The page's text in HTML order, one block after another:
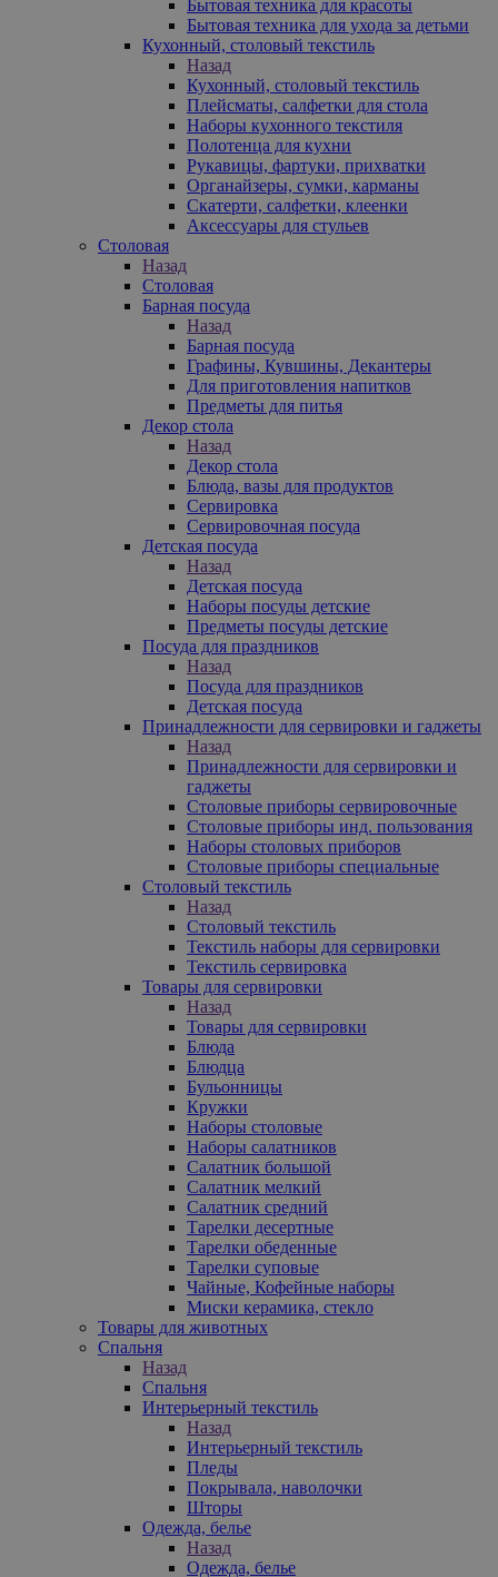
Бытовая техника для красоты
Бытовая техника для ухода за детьми
Кухонный, столовый текстиль
Назад
Кухонный, столовый текстиль
Плейсматы, салфетки для стола
Наборы кухонного текстиля
Полотенца для кухни
Рукавицы, фартуки, прихватки
Органайзеры, сумки, карманы
Скатерти, салфетки, клеенки
Аксессуары для стульев
Столовая
Назад
Столовая
Барная посуда
Назад
Барная посуда
Графины, Кувшины, Декантеры
Для приготовления напитков
Предметы для питья
Декор стола
Назад
Декор стола
Блюда, вазы для продуктов
Сервировка
Сервировочная посуда
Детская посуда
Назад
Детская посуда
Наборы посуды детские
Предметы посуды детские
Посуда для праздников
Назад
Посуда для праздников
Детская посуда
Принадлежности для сервировки и гаджеты
Назад
Принадлежности для сервировки и
гаджеты
Столовые приборы сервировочные
Столовые приборы инд. пользования
Наборы столовых приборов
Столовые приборы специальные
Столовый текстиль
Назад
Столовый текстиль
Текстиль наборы для сервировки
Текстиль сервировка
Товары для сервировки
Назад
Товары для сервировки
Блюда
Блюдца
Бульонницы
Кружки
Наборы столовые
Наборы салатников
Салатник большой
Салатник мелкий
Салатник средний
Тарелки десертные
Тарелки обеденные
Тарелки суповые
Чайные, Кофейные наборы
Миски керамика, стекло
Товары для животных
Спальня
Назад
Спальня
Интерьерный текстиль
Назад
Интерьерный текстиль
Пледы
Покрывала, наволочки
Шторы
Одежда, белье
Назад
Одежда, белье